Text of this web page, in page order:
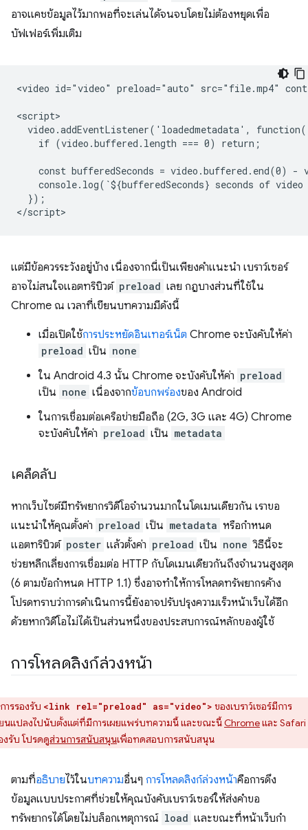
อาจแคชข้อมูลไว้มากพอที่จะเล่นได้จนจบโดยไม่ต้องหยุดเพื่อ
บัฟเฟอร์เพิ่มเติม
<video id="video" preload="auto" src="file.mp4"
<script>
video.addEventListener('loadedmetadata',
    if (video.buffered.length === 0) return;
const bufferedSeconds = video.buffered.end(0) -
console.log(`${bufferedSeconds} seconds of
  });
แต่มีข้อควรระวังอยู่บ้าง เนื่องจากนี่เป็นเพียงคำแนะนำ เบราว์เซอร์
อาจไม่สนใจแอตทริบิวต์ preload เลย กฎบางส่วนที่ใช้ใน
Chrome ณ เวลาที่เขียนบทความมีดังนี้
เมื่อเปิดใช้การประหยัดอินเทอร์เน็ต Chrome จะบังคับให้ค่า
preload เป็น none
ใน Android 4.3 นั้น Chrome จะบังคับให้ค่า preload
เป็น none เนื่องจากข้อบกพร่องของ Android
ในการเชื่อมต่อเครือข่ายมือถือ (2G, 3G และ 4G) Chrome
จะบังคับให้ค่า preload เป็น metadata
เคล็ดลับ
หากเว็บไซต์มีทรัพยากรวิดีโอจำนวนมากในโดเมนเดียวกัน เราขอ
แนะนำให้คุณตั้งค่า preload เป็น metadata หรือกำหนด
แอตทริบิวต์ poster แล้วตั้งค่า preload เป็น none วิธีนี้จะ
ช่วยหลีกเลี่ยงการเชื่อมต่อ HTTP กับโดเมนเดียวกันถึงจำนวนสูงสุด
(6 ตามข้อกำหนด HTTP 1.1) ซึ่งอาจทำให้การโหลดทรัพยากรค้าง
โปรดทราบว่าการดำเนินการนี้ยังอาจปรับปรุงความเร็วหน้าเว็บได้อีก
ด้วยหากวิดีโอไม่ได้เป็นส่วนหนึ่งของประสบการณ์หลักของผู้ใช้
การโหลดลิงก์ล่วงหน้า
การรองรับ <link rel="preload" as="video"> ของเบราว์เซอร์มีการ
นแปลงไปนับตั้งแต่ที่มีการเผยแพร่บทความนี้ และขณะนี้Chromeและ Safari
งรับ โปรดดูส่วนการสนับสนุนเพื่อทดสอบการสนับสนุน
ตามที่อธิบายไว้ในบทความอื่นๆ การโหลดลิงก์ล่วงหน้าคือการดึง
ข้อมูลแบบประกาศที่ช่วยให้คุณบังคับเบราว์เซอร์ให้ส่งคําขอ
ทรัพยากรได้โดยไม่บล็อกเหตุการณ์ load และขณะที่หน้าเว็บกํา